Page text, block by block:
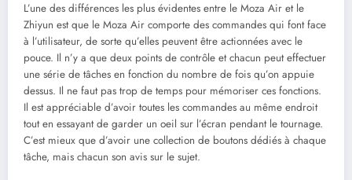
L’une des différences les plus évidentes entre le Moza Air et le
Zhiyun est que le Moza Air comporte des commandes qui font face
à l’utilisateur, de sorte qu’elles peuvent être actionnées avec le
pouce. Il n’y a que deux points de contrôle et chacun peut effectuer
une série de tâches en fonction du nombre de fois qu’on appuie
dessus. Il ne faut pas trop de temps pour mémoriser ces fonctions.
Il est appréciable d’avoir toutes les commandes au même endroit
tout en essayant de garder un oeil sur l’écran pendant le tournage.
C’est mieux que d’avoir une collection de boutons dédiés à chaque
tâche, mais chacun son avis sur le sujet.